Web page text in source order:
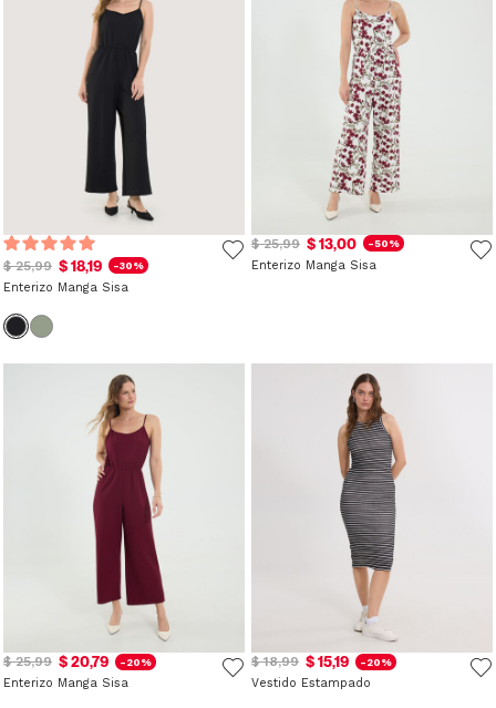
$ 25,99 $ 18,19 -30%
Enterizo Manga Sisa
$ 25,99 $ 13,00 -50%
Enterizo Manga Sisa
$ 25,99 $ 20,79 -20%
Enterizo Manga Sisa
$ 18,99 $ 15,19 -20%
Vestido Estampado